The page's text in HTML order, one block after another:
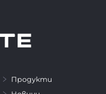
Продукти